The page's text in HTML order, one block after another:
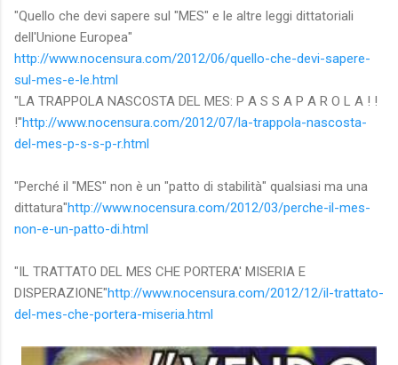
"Quello che devi sapere sul "MES" e le altre leggi dittatoriali
dell'Unione Europea"
http://www.nocensura.com/2012/06/quello-che-devi-sapere-
sul-mes-e-le.html
"LA TRAPPOLA NASCOSTA DEL MES: P A S S A P A R O L A ! !
!"http://www.nocensura.com/2012/07/la-trappola-nascosta-
del-mes-p-s-s-p-r.html
"Perché il "MES" non è un "patto di stabilità" qualsiasi ma una
dittatura"http://www.nocensura.com/2012/03/perche-il-mes-
non-e-un-patto-di.html
"IL TRATTATO DEL MES CHE PORTERA' MISERIA E
DISPERAZIONE"http://www.nocensura.com/2012/12/il-trattato-
del-mes-che-portera-miseria.html